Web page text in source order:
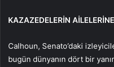
KAZAZEDELERİN
Calhoun, Senato’daki
bugün dünyanın dört bir